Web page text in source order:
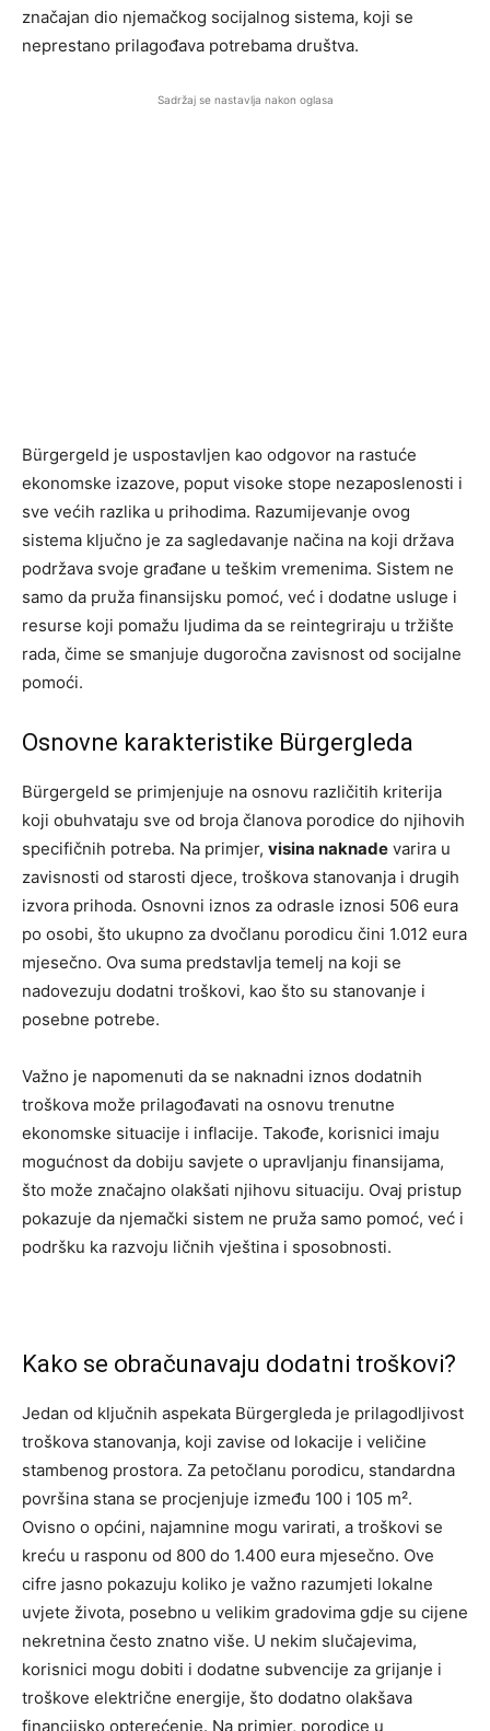
značajan dio njemačkog socijalnog sistema, koji se
neprestano prilagođava potrebama društva.
Sadržaj se nastavlja nakon oglasa
Bürgergeld je uspostavljen kao odgovor na rastuće
ekonomske izazove, poput visoke stope nezaposlenosti i
sve većih razlika u prihodima. Razumijevanje ovog
sistema ključno je za sagledavanje načina na koji država
podržava svoje građane u teškim vremenima. Sistem ne
samo da pruža finansijsku pomoć, već i dodatne usluge i
resurse koji pomažu ljudima da se reintegriraju u tržište
rada, čime se smanjuje dugoročna zavisnost od socijalne
pomoći.
Osnovne karakteristike Bürgergleda
Bürgergeld se primjenjuje na osnovu različitih kriterija
koji obuhvataju sve od broja članova porodice do njihovih
specifičnih potreba. Na primjer, visina naknade varira u
zavisnosti od starosti djece, troškova stanovanja i drugih
izvora prihoda. Osnovni iznos za odrasle iznosi 506 eura
po osobi, što ukupno za dvočlanu porodicu čini 1.012 eura
mjesečno. Ova suma predstavlja temelj na koji se
nadovezuju dodatni troškovi, kao što su stanovanje i
posebne potrebe.
Važno je napomenuti da se naknadni iznos dodatnih
troškova može prilagođavati na osnovu trenutne
ekonomske situacije i inflacije. Takođe, korisnici imaju
mogućnost da dobiju savjete o upravljanju finansijama,
što može značajno olakšati njihovu situaciju. Ovaj pristup
pokazuje da njemački sistem ne pruža samo pomoć, već i
podršku ka razvoju ličnih vještina i sposobnosti.
Kako se obračunavaju dodatni troškovi?
Jedan od ključnih aspekata Bürgergleda je prilagodljivost
troškova stanovanja, koji zavise od lokacije i veličine
stambenog prostora. Za petočlanu porodicu, standardna
površina stana se procjenjuje između 100 i 105 m².
Ovisno o općini, najamnine mogu varirati, a troškovi se
kreću u rasponu od 800 do 1.400 eura mjesečno. Ove
cifre jasno pokazuju koliko je važno razumjeti lokalne
uvjete života, posebno u velikim gradovima gdje su cijene
nekretnina često znatno više. U nekim slučajevima,
korisnici mogu dobiti i dodatne subvencije za grijanje i
troškove električne energije, što dodatno olakšava
financijsko opterećenje. Na primjer, porodice u